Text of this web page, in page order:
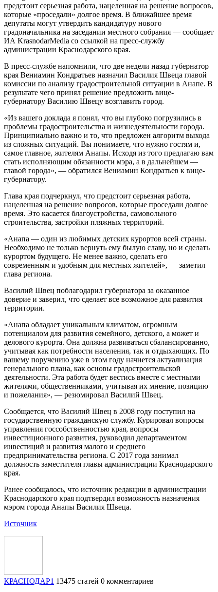
предстоит серьезная работа, нацеленная на решение вопросов,
которые «проседали» долгое время. В ближайшее время
депутаты могут утвердить кандидатуру нового
градоначальника на заседании местного собрания — сообщает
ИА KrasnodarMedia со ссылкой на пресс-службу
администрации Краснодарского края.
В пресс-службе напомнили, что две недели назад губернатор
края Вениамин Кондратьев назначил Василия Швеца главой
комиссии по анализу градостроительной ситуации в Анапе. В
результате чего принял решение предложить вице-
губернатору Василию Швецу возглавить город.
«Из вашего доклада я понял, что вы глубоко погрузились в
проблемы градостроительства и жизнедеятельности города.
Принципиально важно и то, что предложен алгоритм выхода
из сложных ситуаций. Вы понимаете, что нужно гостям и,
самое главное, жителям Анапы. Исходя из того предлагаю вам
стать исполняющим обязанности мэра, а в дальнейшем —
главой города», — обратился Вениамин Кондратьев к вице-
губернатору.
Глава края подчеркнул, что предстоит серьезная работа,
нацеленная на решение вопросов, которые проседали долгое
время. Это касается благоустройства, самовольного
строительства, застройки пляжных территорий.
«Анапа — один из любимых детских курортов всей страны.
Необходимо не только вернуть ему былую славу, но и сделать
курортом будущего. Не менее важно, сделать его
современным и удобным для местных жителей», — заметил
глава региона.
Василий Швец поблагодарил губернатора за оказанное
доверие и заверил, что сделает все возможное для развития
территории.
«Анапа обладает уникальным климатом, огромным
потенциалом для развития семейного, детского, а может и
делового курорта. Она должна развиваться сбалансированно,
учитывая как потребности населения, так и отдыхающих. По
вашему поручению уже в этом году начнется актуализация
генерального плана, как основы градостроительской
деятельности. Эта работа будет вестись вместе с местными
жителями, общественниками, учитывая их мнение, позицию
и пожелания», — резюмировал Василий Швец.
Сообщается, что Василий Швец в 2008 году поступил на
государственную гражданскую службу. Курировал вопросы
управления госсобственностью края, вопросы
инвестиционного развития, руководил департаментом
инвестиций и развития малого и среднего
предпринимательства региона. С 2017 года занимал
должность заместителя главы администрации Краснодарского
края.
Ранее сообщалось, что источник редакции в администрации
Краснодарского края подтвердил возможность назначения
мэром города Анапы Василия Швеца.
Источник
КРАСНОДАР1 13475 статей 0 комментариев